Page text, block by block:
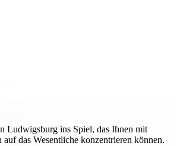
Ludwigsburg ins Spiel, das Ihnen mit
das Wesentliche konzentrieren können.